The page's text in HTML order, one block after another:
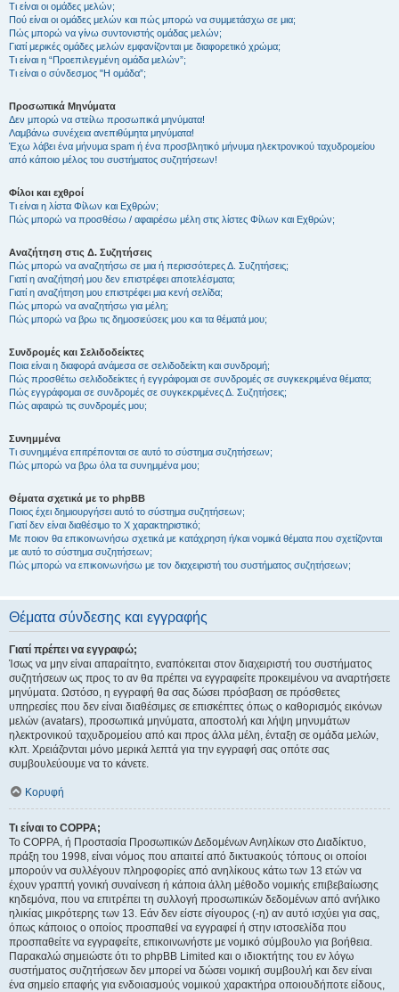
Τι είναι οι ομάδες μελών;
Πού είναι οι ομάδες μελών και πώς μπορώ να συμμετάσχω σε μια;
Πώς μπορώ να γίνω συντονιστής ομάδας μελών;
Γιατί μερικές ομάδες μελών εμφανίζονται με διαφορετικό χρώμα;
Τι είναι η “Προεπιλεγμένη ομάδα μελών”;
Τι είναι ο σύνδεσμος "Η ομάδα”;
Προσωπικά Μηνύματα
Δεν μπορώ να στείλω προσωπικά μηνύματα!
Λαμβάνω συνέχεια ανεπιθύμητα μηνύματα!
Έχω λάβει ένα μήνυμα spam ή ένα προσβλητικό μήνυμα ηλεκτρονικού ταχυδρομείου
από κάποιο μέλος του συστήματος συζητήσεων!
Φίλοι και εχθροί
Τι είναι η λίστα Φίλων και Εχθρών;
Πώς μπορώ να προσθέσω / αφαιρέσω μέλη στις λίστες Φίλων και Εχθρών;
Αναζήτηση στις Δ. Συζητήσεις
Πώς μπορώ να αναζητήσω σε μια ή περισσότερες Δ. Συζητήσεις;
Γιατί η αναζήτησή μου δεν επιστρέφει αποτελέσματα;
Γιατί η αναζήτηση μου επιστρέφει μια κενή σελίδα;
Πώς μπορώ να αναζητήσω για μέλη;
Πώς μπορώ να βρω τις δημοσιεύσεις μου και τα θέματά μου;
Συνδρομές και Σελιδοδείκτες
Ποια είναι η διαφορά ανάμεσα σε σελιδοδείκτη και συνδρομή;
Πώς προσθέτω σελιδοδείκτες ή εγγράφομαι σε συνδρομές σε συγκεκριμένα θέματα;
Πώς εγγράφομαι σε συνδρομές σε συγκεκριμένες Δ. Συζητήσεις;
Πώς αφαιρώ τις συνδρομές μου;
Συνημμένα
Τι συνημμένα επιτρέπονται σε αυτό το σύστημα συζητήσεων;
Πώς μπορώ να βρω όλα τα συνημμένα μου;
Θέματα σχετικά με το phpBB
Ποιος έχει δημιουργήσει αυτό το σύστημα συζητήσεων;
Γιατί δεν είναι διαθέσιμο το Χ χαρακτηριστικό;
Με ποιον θα επικοινωνήσω σχετικά με κατάχρηση ή/και νομικά θέματα που σχετίζονται
με αυτό το σύστημα συζητήσεων;
Πώς μπορώ να επικοινωνήσω με τον διαχειριστή του συστήματος συζητήσεων;
Θέματα σύνδεσης και εγγραφής
Γιατί πρέπει να εγγραφώ;
Ίσως να μην είναι απαραίτητο, εναπόκειται στον διαχειριστή του συστήματος
συζητήσεων ως προς το αν θα πρέπει να εγγραφείτε προκειμένου να αναρτήσετε
μηνύματα. Ωστόσο, η εγγραφή θα σας δώσει πρόσβαση σε πρόσθετες
υπηρεσίες που δεν είναι διαθέσιμες σε επισκέπτες όπως ο καθορισμός εικόνων
μελών (avatars), προσωπικά μηνύματα, αποστολή και λήψη μηνυμάτων
ηλεκτρονικού ταχυδρομείου από και προς άλλα μέλη, ένταξη σε ομάδα μελών,
κλπ. Χρειάζονται μόνο μερικά λεπτά για την εγγραφή σας οπότε σας
συμβουλεύουμε να το κάνετε.
Κορυφή
Τι είναι το COPPA;
Το COPPA, ή Προστασία Προσωπικών Δεδομένων Ανηλίκων στο Διαδίκτυο,
πράξη του 1998, είναι νόμος που απαιτεί από δικτυακούς τόπους οι οποίοι
μπορούν να συλλέγουν πληροφορίες από ανηλίκους κάτω των 13 ετών να
έχουν γραπτή γονική συναίνεση ή κάποια άλλη μέθοδο νομικής επιβεβαίωσης
κηδεμόνα, που να επιτρέπει τη συλλογή προσωπικών δεδομένων από ανήλικο
ηλικίας μικρότερης των 13. Εάν δεν είστε σίγουρος (-η) αν αυτό ισχύει για σας,
όπως κάποιος ο οποίος προσπαθεί να εγγραφεί ή στην ιστοσελίδα που
προσπαθείτε να εγγραφείτε, επικοινωνήστε με νομικό σύμβουλο για βοήθεια.
Παρακαλώ σημειώστε ότι το phpBB Limited και ο ιδιοκτήτης του εν λόγω
συστήματος συζητήσεων δεν μπορεί να δώσει νομική συμβουλή και δεν είναι
ένα σημείο επαφής για ενδοιασμούς νομικού χαρακτήρα οποιουδήποτε είδους,